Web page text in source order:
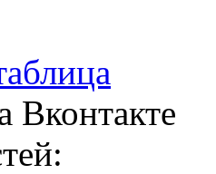
Вконтакте